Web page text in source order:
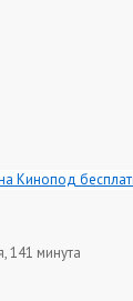
141 минута